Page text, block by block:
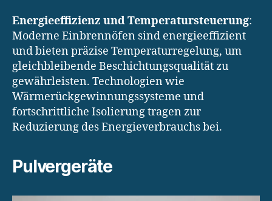
Energieeffizienz und Temperatursteuerung:
Moderne Einbrennöfen sind energieeffizient
und bieten präzise Temperaturregelung, um
gleichbleibende Beschichtungsqualität zu
gewährleisten. Technologien wie
Wärmerückgewinnungssysteme und
fortschrittliche Isolierung tragen zur
Reduzierung des Energieverbrauchs bei.
Pulvergeräte